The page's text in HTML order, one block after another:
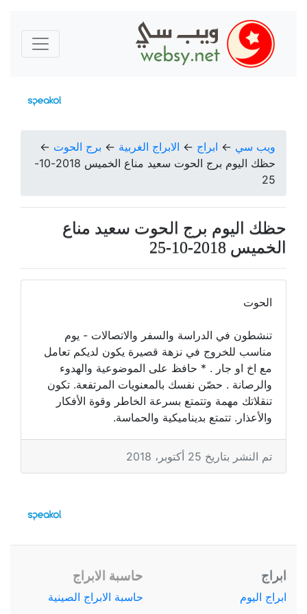
ويب سي ← ابراج ← الابراج الغربية ← برج الحوت ←
حظك اليوم برج الحوت سعيد مناع الخميس 2018-10-
25
حظك اليوم برج الحوت سعيد مناع
الخميس 2018-10-25
الحوت
تنشطون في الدراسة والسفر والاتصالات - يوم
مناسب للخروج في نزهة قصيرة يكون لديكم تعامل
مع اخ او جار . * حافظ على الموضوعية والهدوء
والرصانة . حصّن نفسك بالمعنويات المرتفعة. تكون
تنقلاتك مهمة وتتمتع بسرعة الخاطر وقوة الأفكار
والأعذار. تتمتع بديناميكية والحماسة.
تم النشر بتاريخ 25 أكتوبر، 2018
ابراج
ابراج اليوم
حاسبة الابراج
حاسبة الابراج الصينية